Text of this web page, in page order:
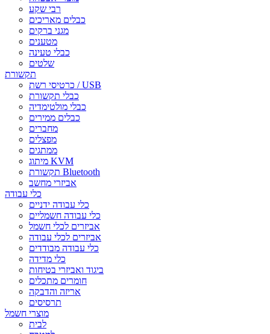
רבי שקע
כבלים מאריכים
מגני ברקים
מטענים
כבלי טעינה
שלטים
תקשורת
כרטיסי רשת / USB
כבלי תקשורת
כבלי מולטימדיה
כבלים ממירים
מחברים
מפצלים
ממתגים
מיתוג KVM
תקשורת Bluetooth
אביזרי מחשב
כלי עבודה
כלי עבודה ידניים
כלי עבודה חשמליים
אביזרים לכלי חשמל
אביזרים לכלי עבודה
כלי עבודה מבודדים
כלי מדידה
ביגוד ואביזרי בטיחות
חומרים מתכלים
אריזה והדבקה
תרסיסים
מוצרי חשמל
לבית